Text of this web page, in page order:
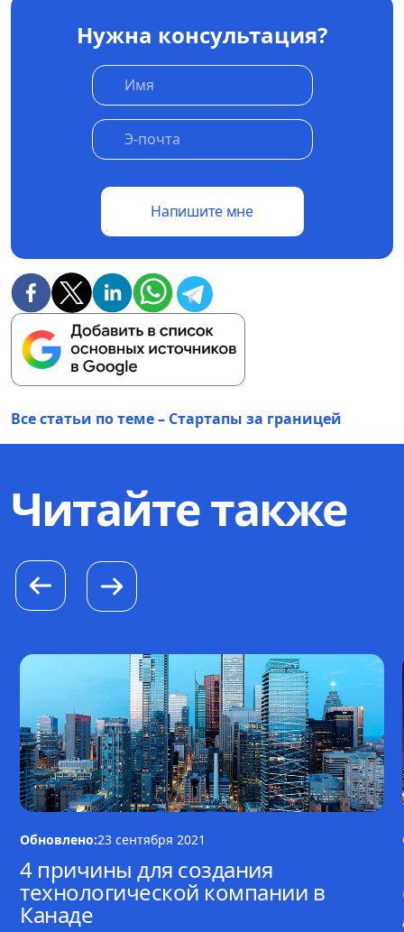
Нужна консультация?
Напишите мне
Все статьи по теме – Стартапы за границей
Читайте также
Обновлено:23 сентября 2021
4 причины для создания
технологической компании в
Канаде